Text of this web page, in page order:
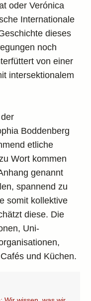
oder Verónica
Internationale
dieses
noch
von einer
intersektionalem
Boddenberg
etliche
Wort kommen
genannt
spannend zu
somit kollektive
diese. Die
Uni-
und Küchen.